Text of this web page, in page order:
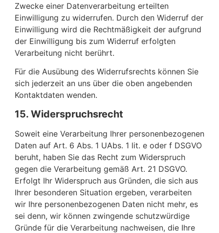
Zwecke einer Datenverarbeitung erteilten
Einwilligung zu widerrufen. Durch den Widerruf der
Einwilligung wird die Rechtmäßigkeit der aufgrund
der Einwilligung bis zum Widerruf erfolgten
Verarbeitung nicht berührt.
Für die Ausübung des Widerrufsrechts können Sie
sich jederzeit an uns über die oben angebenden
Kontaktdaten wenden.
15. Widerspruchsrecht
Soweit eine Verarbeitung Ihrer personenbezogenen
Daten auf Art. 6 Abs. 1 UAbs. 1 lit. e oder f DSGVO
beruht, haben Sie das Recht zum Widerspruch
gegen die Verarbeitung gemäß Art. 21 DSGVO.
Erfolgt Ihr Widerspruch aus Gründen, die sich aus
Ihrer besonderen Situation ergeben, verarbeiten
wir Ihre personenbezogenen Daten nicht mehr, es
sei denn, wir können zwingende schutzwürdige
Gründe für die Verarbeitung nachweisen, die Ihre